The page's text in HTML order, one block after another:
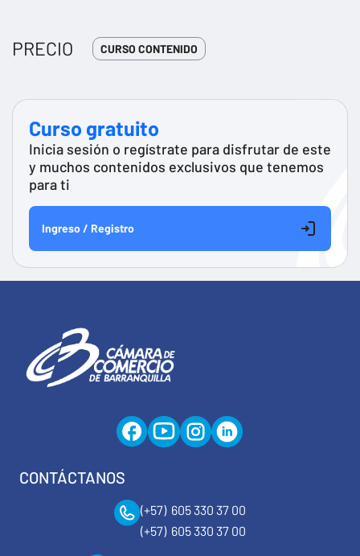
PRECIO CURSO CONTENIDO
Curso gratuito
Inicia sesión o regístrate para disfrutar de este
y muchos contenidos exclusivos que tenemos
para ti
Ingreso / Registro
CONTÁCTANOS
(+57) 605 330 37 00
(+57) 605 330 37 00